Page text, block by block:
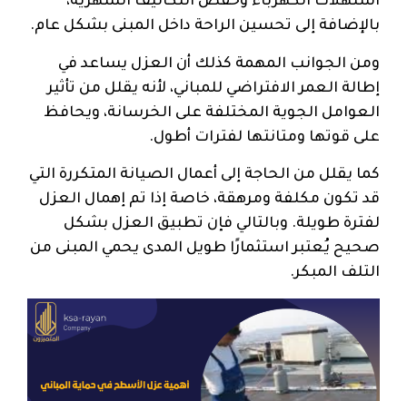
بالإضافة إلى تحسين الراحة داخل المبنى بشكل عام.
ومن الجوانب المهمة كذلك أن العزل يساعد في
إطالة العمر الافتراضي للمباني، لأنه يقلل من تأثير
العوامل الجوية المختلفة على الخرسانة، ويحافظ
على قوتها ومتانتها لفترات أطول.
كما يقلل من الحاجة إلى أعمال الصيانة المتكررة التي
قد تكون مكلفة ومرهقة، خاصة إذا تم إهمال العزل
لفترة طويلة. وبالتالي فإن تطبيق العزل بشكل
صحيح يُعتبر استثمارًا طويل المدى يحمي المبنى من
التلف المبكر.